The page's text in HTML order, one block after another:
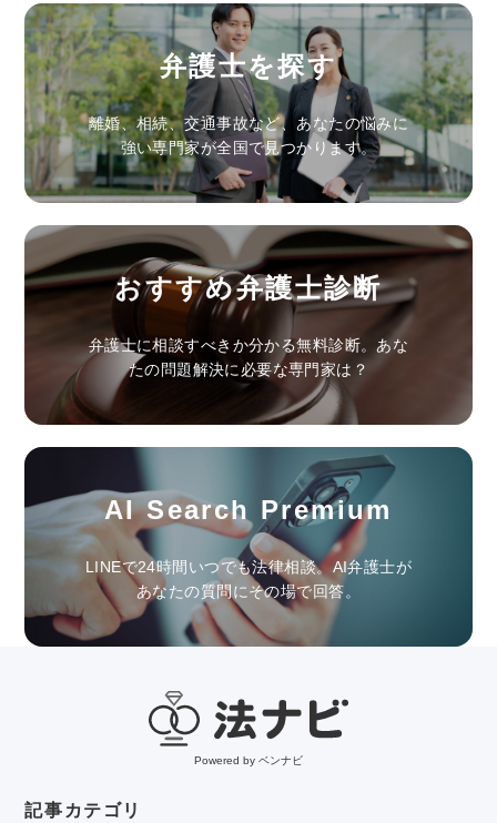
弁護士を探す
離婚、相続、交通事故など、あなたの悩みに
強い専門家が全国で見つかります。
おすすめ弁護士診断
弁護士に相談すべきか分かる無料診断。あな
たの問題解決に必要な専門家は？
AI Search Premium
LINEで24時間いつでも法律相談。AI弁護士が
あなたの質問にその場で回答。
Powered by ベンナビ
記事カテゴリ